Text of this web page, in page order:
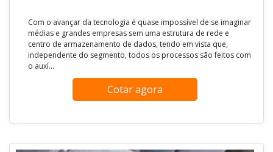
Com o avançar da tecnologia é quase impossível de se imaginar
médias e grandes empresas sem uma estrutura de rede e
centro de armazenamento de dados, tendo em vista que,
independente do segmento, todos os processos são feitos com
o auxí...
Cotar agora